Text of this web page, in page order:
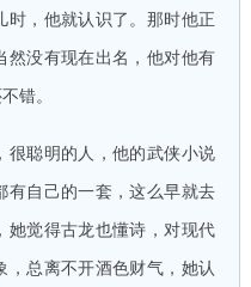
时，他就认识了。那时他正
然没有现在出名，他对他有
错。
聪明的人，他的武侠小说
有自己的一套，这么早就去
她觉得古龙也懂诗，对现代
，总离不开酒色财气，她认